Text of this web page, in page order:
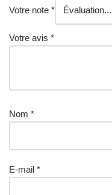
Votre note *
Votre avis *
Nom *
E-mail *